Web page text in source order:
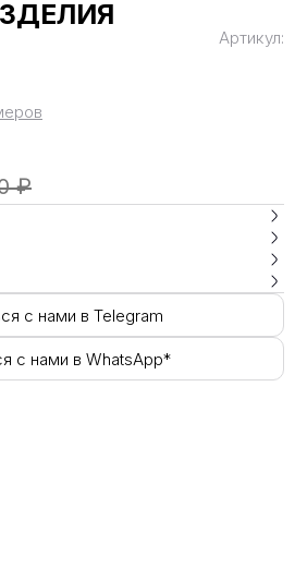
Артикул:
₽
с нами в Telegram
с нами в WhatsApp*